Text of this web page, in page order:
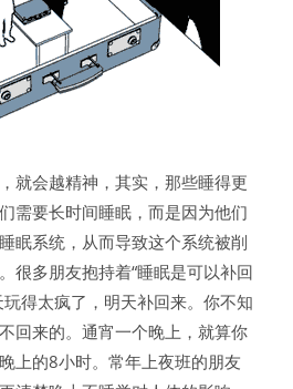
就会越精神，其实，那些睡得更
需要长时间睡眠，而是因为他们
眠系统，从而导致这个系统被削
很多朋友抱持着“睡眠是可以补回
得太疯了，明天补回来。你不知
回来的。通宵一个晚上，就算你
上的8小时。常年上夜班的朋友